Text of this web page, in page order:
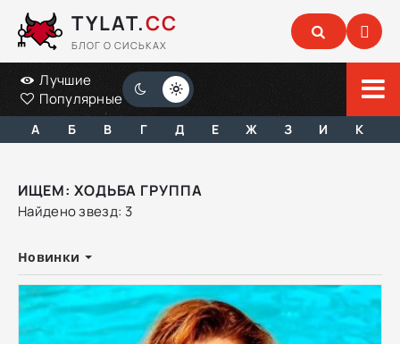
TYLAT.CC
БЛОГ О СИСЬКАХ
Лучшие
Популярные
А Б В Г Д Е Ж З И К
ИЩЕМ: ХОДЬБА ГРУППА
Найдено звезд: 3
Новинки